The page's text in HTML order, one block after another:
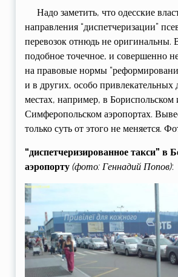
Надо заметить, что одесские
направления “диспетчеризации”
перевозок отнюдь не оригинальны.
подобное точечное, и совершенно
на правовые нормы
и в других, особо привлекательных
местах, например, в Бориспольском
Симферопольском аэропортах.
только суть от этого не меняется.
“диспетчеризированное такси” в
аэропорту(фото: Геннадий Попов):